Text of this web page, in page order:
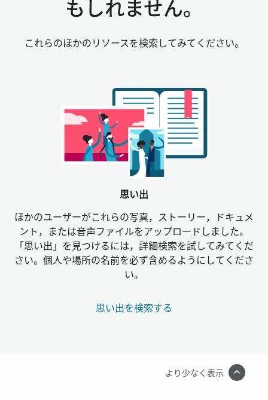
もしれません。
これらのほかのリソースを検索してみてください。
思い出
ほかのユーザーがこれらの写真，ストーリー，ドキュメ
ント，または音声ファイルをアップロードしました。
「思い出」を見つけるには，詳細検索を試してみてくだ
さい。個人や場所の名前を必ず含めるようにしてくださ
い。
思い出を検索する
より少なく表示